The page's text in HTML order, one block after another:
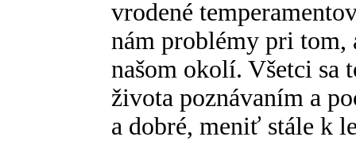
vrodené
nám problémy pri
našom okolí. Všetci sa
života poznávaním a
a dobré, meniť stále k